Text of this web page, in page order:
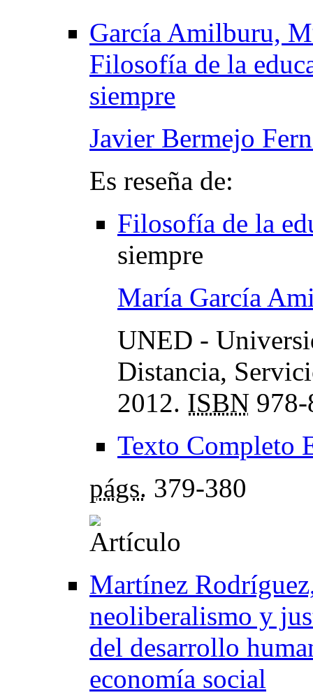
García Amilburu,
Filosofía de la
siempre
Javier Bermejo
Es reseña de:
Filosofía de la
siempre
María García
UNED -
Distancia,
2012. ISBN
Texto Completo
págs. 379-380
Martínez
neoliberalismo y
del desarrollo
economía social